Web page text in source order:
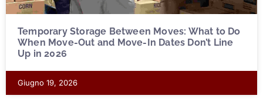
Temporary Storage Between Moves: What to Do
When Move-Out and Move-In Dates Don’t Line
Up in 2026
Giugno 19, 2026